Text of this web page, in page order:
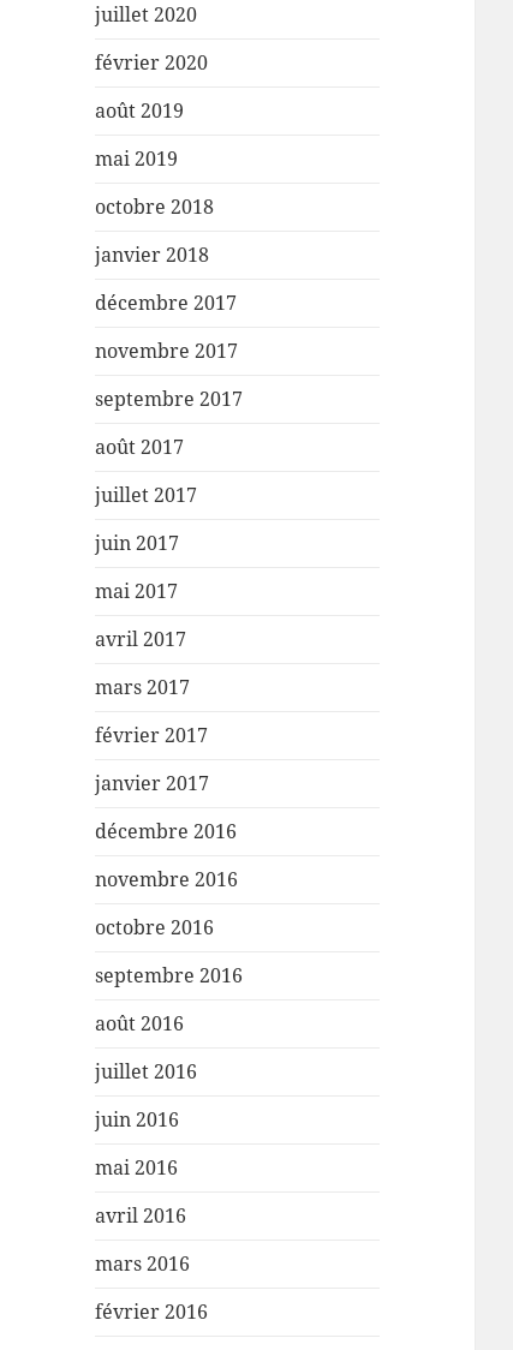
juillet 2020
février 2020
août 2019
mai 2019
octobre 2018
janvier 2018
décembre 2017
novembre 2017
septembre 2017
août 2017
juillet 2017
juin 2017
mai 2017
avril 2017
mars 2017
février 2017
janvier 2017
décembre 2016
novembre 2016
octobre 2016
septembre 2016
août 2016
juillet 2016
juin 2016
mai 2016
avril 2016
mars 2016
février 2016